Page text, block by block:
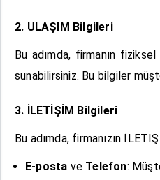
2. ULAŞIM Bilgileri
Bu adımda, firmanın
sunabilirsiniz. Bu bilgiler
3. İLETİŞİM Bilgileri
Bu adımda, firmanızın
E-posta ve Telefon: